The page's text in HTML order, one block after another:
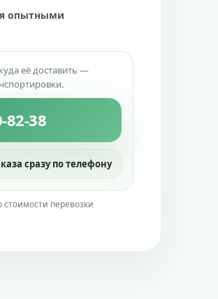
опытными
её доставить —
82-38
сразу по телефону
перевозки